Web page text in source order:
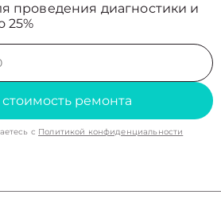
проведения диагностики и
25%
стоимость ремонта
с Политикой конфиденциальности